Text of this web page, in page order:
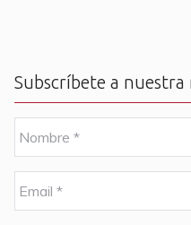
Subscríbete a
o
m
e
m
a